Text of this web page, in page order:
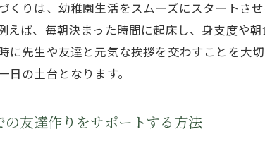
くりは、幼稚園生活をスムーズにスタートさ
えば、毎朝決まった時間に起床し、身支度や
に先生や友達と元気な挨拶を交わすことを大
日の土台となります。
の友達作りをサポートする方法